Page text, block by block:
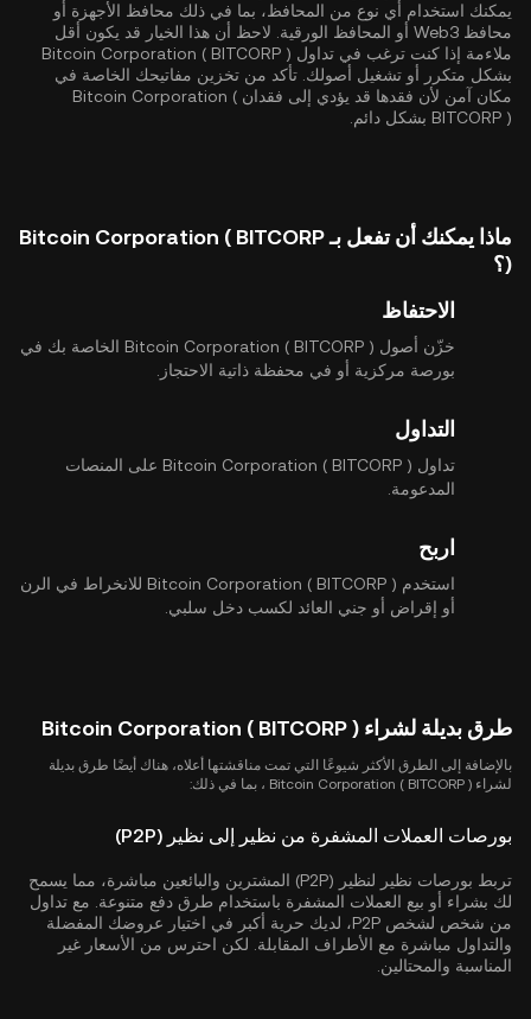
يمكنك استخدام أي نوع من المحافظ، بما في ذلك محافظ الأجهزة أو
محافظ Web3 أو المحافظ الورقية. لاحظ أن هذا الخيار قد يكون أقل
ملاءمة إذا كنت ترغب في تداول Bitcoin Corporation ( BITCORP )
بشكل متكرر أو تشغيل أصولك. تأكد من تخزين مفاتيحك الخاصة في
مكان آمن لأن فقدها قد يؤدي إلى فقدان Bitcoin Corporation (
BITCORP ) بشكل دائم.
ماذا يمكنك أن تفعل بـ Bitcoin Corporation ( BITCORP
)؟
الاحتفاظ
خزّن أصول Bitcoin Corporation ( BITCORP ) الخاصة بك في
بورصة مركزية أو في محفظة ذاتية الاحتجاز.
التداول
تداول Bitcoin Corporation ( BITCORP ) على المنصات
المدعومة.
اربح
استخدم Bitcoin Corporation ( BITCORP ) للانخراط في الرن
أو إقراض أو جني العائد لكسب دخل سلبي.
طرق بديلة لشراء Bitcoin Corporation ( BITCORP )
بالإضافة إلى الطرق الأكثر شيوعًا التي تمت مناقشتها أعلاه، هناك أيضًا طرق بديلة
لشراء Bitcoin Corporation ( BITCORP ) ، بما في ذلك:
بورصات العملات المشفرة من نظير إلى نظير (P2P)
تربط بورصات نظير لنظير (P2P) المشترين والبائعين مباشرة، مما يسمح
لك بشراء أو بيع العملات المشفرة باستخدام طرق دفع متنوعة. مع تداول
من شخص لشخص P2P، لديك حرية أكبر في اختيار عروضك المفضلة
والتداول مباشرة مع الأطراف المقابلة. لكن احترس من الأسعار غير
المناسبة والمحتالين.